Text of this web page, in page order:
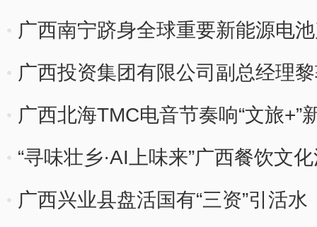
广西南宁跻身全球重要新能源电
广西投资集团有限公司副总经理
广西北海TMC电音节奏响“文旅+”
“寻味壮乡·AI上味来”广西餐饮文
广西兴业县盘活国有“三资”引活水